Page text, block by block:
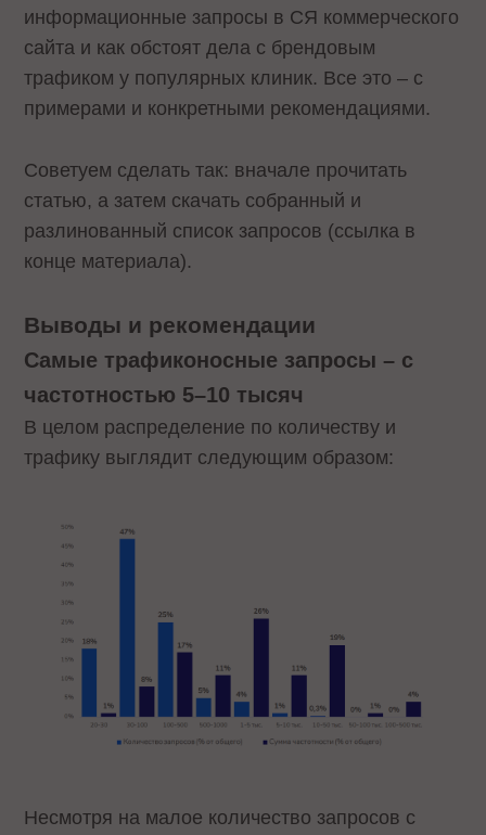
информационные запросы в СЯ коммерческого
сайта и как обстоят дела с брендовым
трафиком у популярных клиник. Все это – с
примерами и конкретными рекомендациями.
Советуем сделать так: вначале прочитать
статью, а затем скачать собранный и
разлинованный список запросов (ссылка в
конце материала).
Выводы и рекомендации
Самые трафиконосные запросы – с
частотностью 5–10 тысяч
В целом распределение по количеству и
трафику выглядит следующим образом:
Несмотря на малое количество запросов с